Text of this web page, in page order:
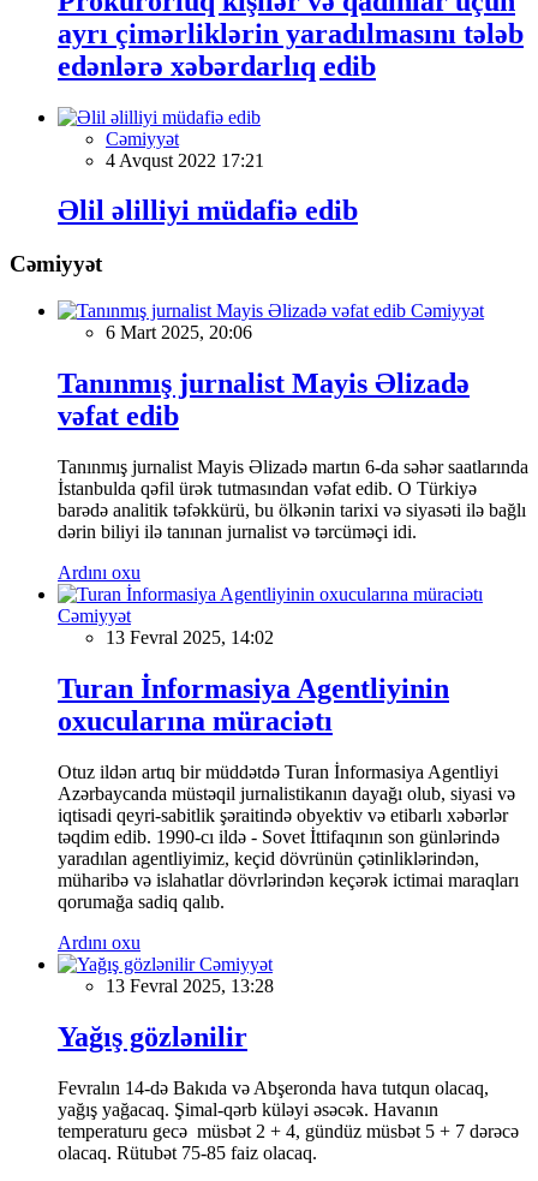
ayrı çimərliklərin yaradılmasını tələb
edənlərə xəbərdarlıq edib
Cəmiyyət
4 Avqust 2022 17:21
Əlil əlilliyi müdafiə edib
Cəmiyyət
Cəmiyyət
6 Mart 2025, 20:06
Tanınmış jurnalist Mayis Əlizadə
vəfat edib
Tanınmış jurnalist Mayis Əlizadə martın 6-da səhər saatlarında
İstanbulda qəfil ürək tutmasından vəfat edib. O Türkiyə
barədə analitik təfəkkürü, bu ölkənin tarixi və siyasəti ilə bağlı
dərin biliyi ilə tanınan jurnalist və tərcüməçi idi.
Ardını oxu
Cəmiyyət
13 Fevral 2025, 14:02
Turan İnformasiya Agentliyinin
oxucularına müraciətı
Otuz ildən artıq bir müddətdə Turan İnformasiya Agentliyi
Azərbaycanda müstəqil jurnalistikanın dayağı olub, siyasi və
iqtisadi qeyri-sabitlik şəraitində obyektiv və etibarlı xəbərlər
təqdim edib. 1990-cı ildə - Sovet İttifaqının son günlərində
yaradılan agentliyimiz, keçid dövrünün çətinliklərindən,
müharibə və islahatlar dövrlərindən keçərək ictimai maraqları
qorumağa sadiq qalıb.
Ardını oxu
Cəmiyyət
13 Fevral 2025, 13:28
Yağış gözlənilir
Fevralın 14-də Bakıda və Abşeronda hava tutqun olacaq,
yağış yağacaq. Şimal-qərb küləyi əsəcək. Havanın
temperaturu gecə müsbət 2 + 4, gündüz müsbət 5 + 7 dərəcə
olacaq. Rütubət 75-85 faiz olacaq.